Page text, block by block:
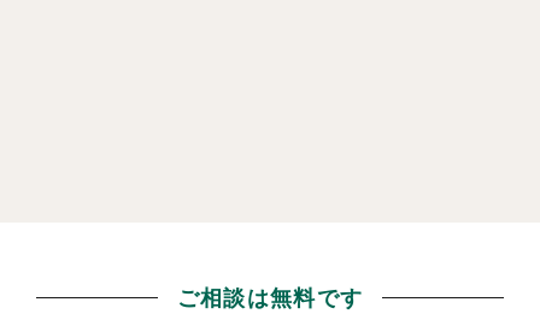
ご相談は無料です